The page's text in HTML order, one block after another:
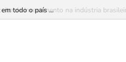
todo o país ...